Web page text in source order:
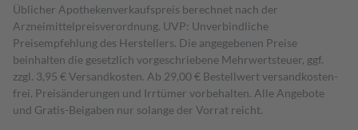
Üblicher Apothekenverkaufspreis berechnet nach der
Arzneimittelpreisverordnung. UVP: Unverbindliche
Preisempfehlung des Herstellers. Die angegebenen Preise
beinhalten die gesetzlich vorgeschriebene Mehrwertsteuer, ggf.
zzgl. 3,95 € Versandkosten. Ab 29,00 € Bestell­wert versand­kosten­
frei. Preisänderungen und Irrtümer vorbehalten. Alle Angebote
und Gratis-Beigaben nur solange der Vorrat reicht.